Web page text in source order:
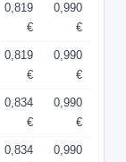
0,819
€
0,990
€
0,819
€
0,990
€
0,834
€
0,990
€
0,834
0,990